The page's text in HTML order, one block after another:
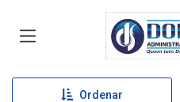
Página
Ordenar